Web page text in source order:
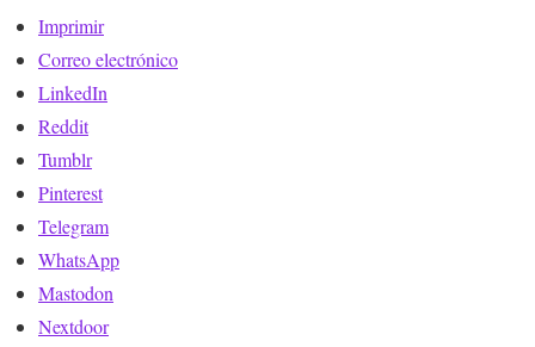
Imprimir
Correo electrónico
LinkedIn
Reddit
Tumblr
Pinterest
Telegram
WhatsApp
Mastodon
Nextdoor